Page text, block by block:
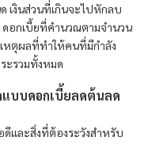
เงินส่วนที่เกินจะไปหักลบ
ดอกเบี้ยที่คำนวณตามจำนวน
หตุผลที่ทำให้คนที่มีกำลัง
ะรวมทั้งหมด
แบบดอกเบี้ยลดต้นลด
และสิ่งที่ต้องระวังสำหรับ